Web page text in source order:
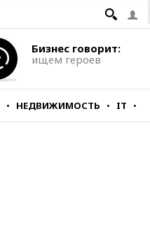
Бизнес говорит:
ищем героев
НЕДВИЖИМОСТЬ IT